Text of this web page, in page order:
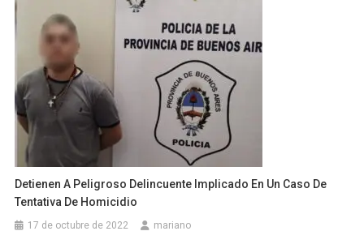
Detienen A Peligroso Delincuente Implicado En Un Caso De
Tentativa De Homicidio
17 de octubre de 2022 mariano